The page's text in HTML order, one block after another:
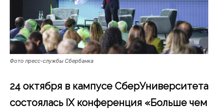
Фото пресс-службы Сбербанка
24 октября в кампусе СберУниверситета
состоялась IX конференция «Больше чем